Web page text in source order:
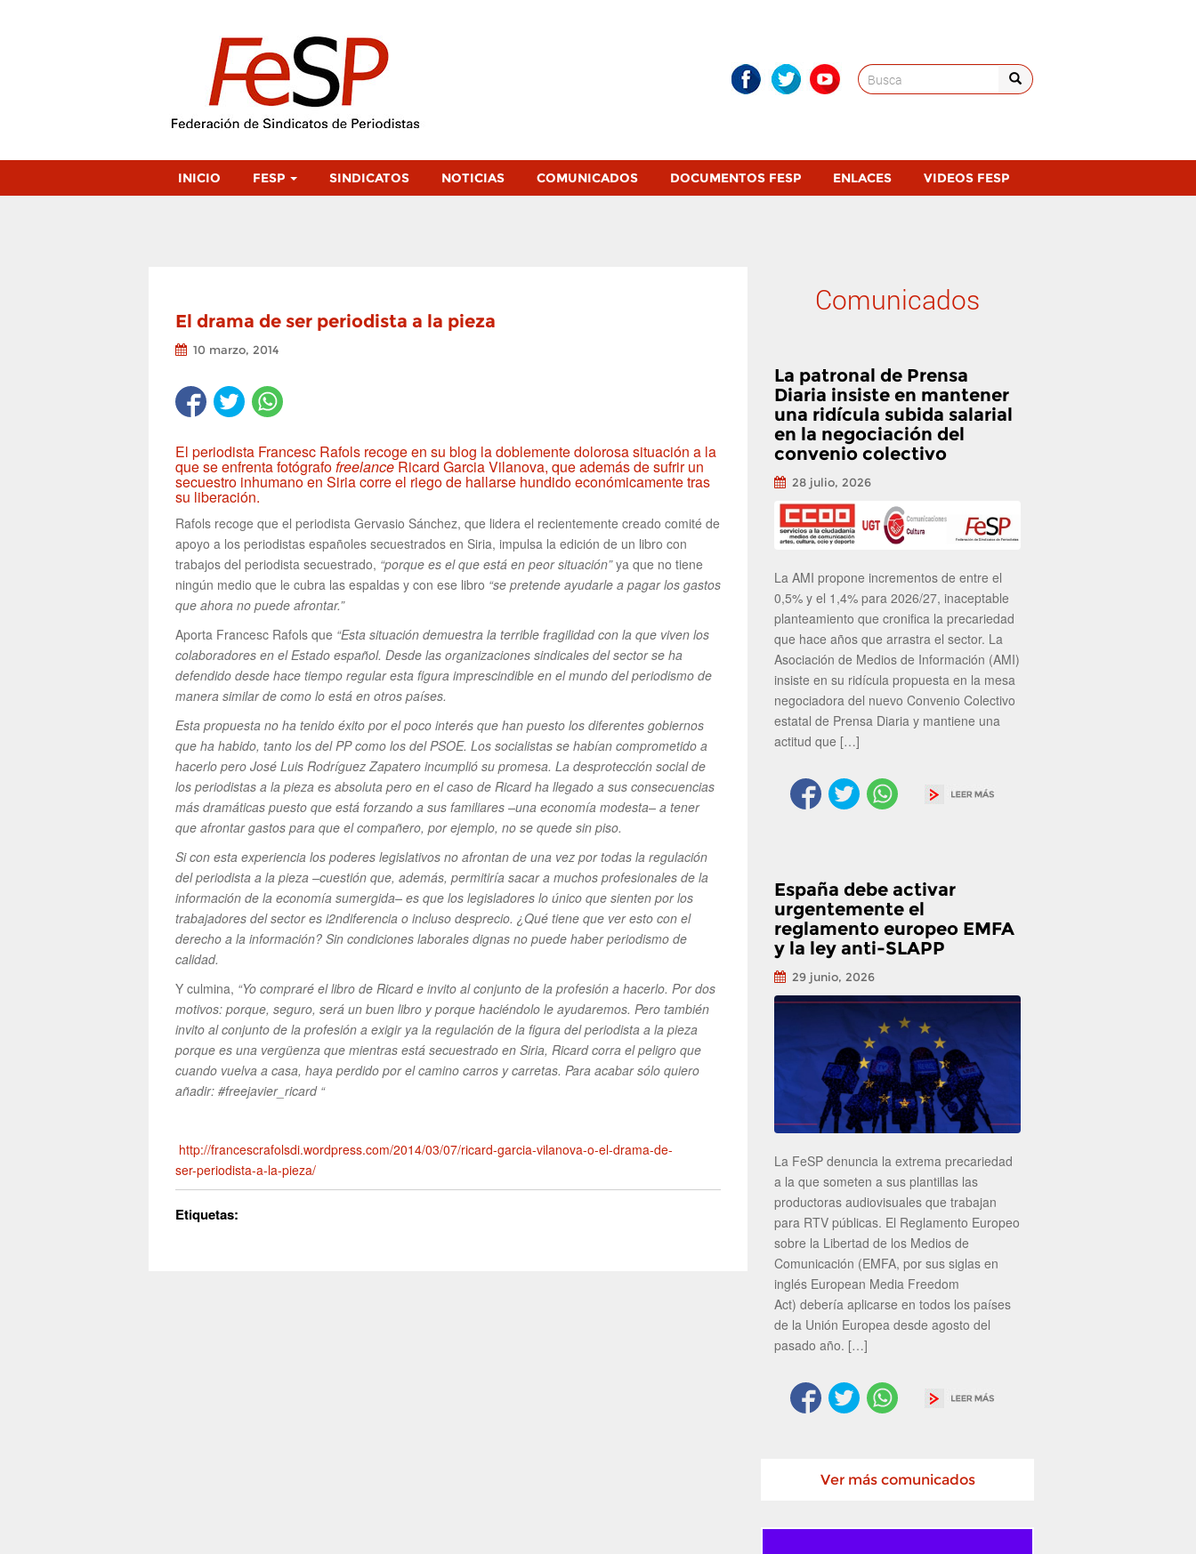
Search
for:
INICIO FESP SINDICATOS NOTICIAS COMUNICADOS DOCUMENTOS FESP ENLACES VIDEOS FESP
El drama de ser periodista a la pieza
10 marzo, 2014
El periodista Francesc Rafols recoge en su blog la doblemente dolorosa situación a la
que se enfrenta fotógrafofreelanceRicard Garcia Vilanova, que además de sufrir un
secuestro inhumano en Siria corre el riego de hallarse hundido económicamente tras
su liberación.
Rafols recoge que el periodista Gervasio Sánchez, que lidera el recientemente creado comité de
apoyo a los periodistas españoles secuestrados en Siria, impulsa la edición de un libro con
trabajos del periodista secuestrado, “porque es el que está en peor situación”ya que no tiene
ningún medio que le cubra las espaldas y con ese libro “se pretende ayudarle a pagar los gastos
que ahora no puede afrontar.”
Aporta Francesc Rafols que “Esta situación demuestra la terrible fragilidad con la que viven los
colaboradores en el Estado español. Desde las organizaciones sindicales del sector se ha
defendido desde hace tiempo regular esta figura imprescindible en el mundo del periodismo de
manera similar de como lo está en otros países.
Esta propuesta no ha tenido éxito por el poco interés que han puesto los diferentes gobiernos
que ha habido, tanto los del PP como los del PSOE. Los socialistas se habían comprometido a
hacerlo pero José Luis Rodríguez Zapatero incumplió su promesa. La desprotección social de
los periodistas a la pieza es absoluta pero en el caso de Ricard ha llegado a sus consecuencias
más dramáticas puesto que está forzando a sus familiares –una economía modesta– a tener
que afrontar gastos para que el compañero, por ejemplo, no se quede sin piso.
Si con esta experiencia los poderes legislativos no afrontan de una vez por todas la regulación
del periodista a la pieza –cuestión que, además, permitiría sacar a muchos profesionales de la
información de la economía sumergida– es que los legisladores lo único que sienten por los
trabajadores del sector es i2ndiferencia o incluso desprecio. ¿Qué tiene que ver esto con el
derecho a la información? Sin condiciones laborales dignas no puede haber periodismo de
calidad.
Y culmina, “Yo compraré el libro de Ricard e invito al conjunto de la profesión a hacerlo. Por dos
motivos: porque, seguro, será un buen libro y porque haciéndolo le ayudaremos. Pero también
invito al conjunto de la profesión a exigir ya la regulación de la figura del periodista a la pieza
porque es una vergüenza que mientras está secuestrado en Siria, Ricard corra el peligro que
cuando vuelva a casa, haya perdido por el camino carros y carretas. Para acabar sólo quiero
añadir: #freejavier_ricard “
http://francescrafolsdi.wordpress.com/2014/03/07/ricard-garcia-vilanova-o-el-drama-de-
ser-periodista-a-la-pieza/
Etiquetas:
Comunicados
La patronal de Prensa
Diaria insiste en mantener
una ridícula subida salarial
en la negociación del
convenio colectivo
28 julio, 2026
La AMI propone incrementos de entre el
0,5% y el 1,4% para 2026/27, inaceptable
planteamiento que cronifica la precariedad
que hace años que arrastra el sector. La
Asociación de Medios de Información (AMI)
insiste en su ridícula propuesta en la mesa
negociadora del nuevo Convenio Colectivo
estatal de Prensa Diaria y mantiene una
actitud que […]
España debe activar
urgentemente el
reglamento europeo EMFA
y la ley anti-SLAPP
29 junio, 2026
La FeSP denuncia la extrema precariedad
a la que someten a sus plantillas las
productoras audiovisuales que trabajan
para RTV públicas. El Reglamento Europeo
sobre la Libertad de los Medios de
Comunicación (EMFA, por sus siglas en
inglés European Media Freedom
Act) debería aplicarse en todos los países
de la Unión Europea desde agosto del
pasado año. […]
Ver más comunicados